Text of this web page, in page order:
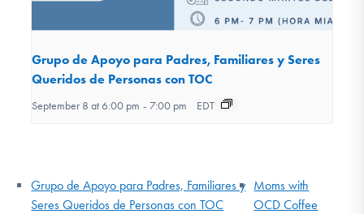
Grupo de Apoyo para Padres, Familiares y Seres
Queridos de Personas con TOC
September 8 at 6:00 pm - 7:00 pm EDT
Grupo de Apoyo para Padres, Familiares y
Seres Queridos de Personas con TOC
Moms with
OCD Coffee